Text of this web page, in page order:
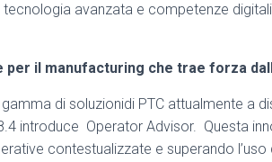
avanzata e competenze
per il manufacturing che trae forza
di soluzionidi PTC attualmente a
introduce Operator Advisor. Questa
contestualizzate e superando